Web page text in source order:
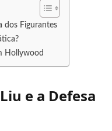
dos Figurantes
Hollywood
e a Defesa